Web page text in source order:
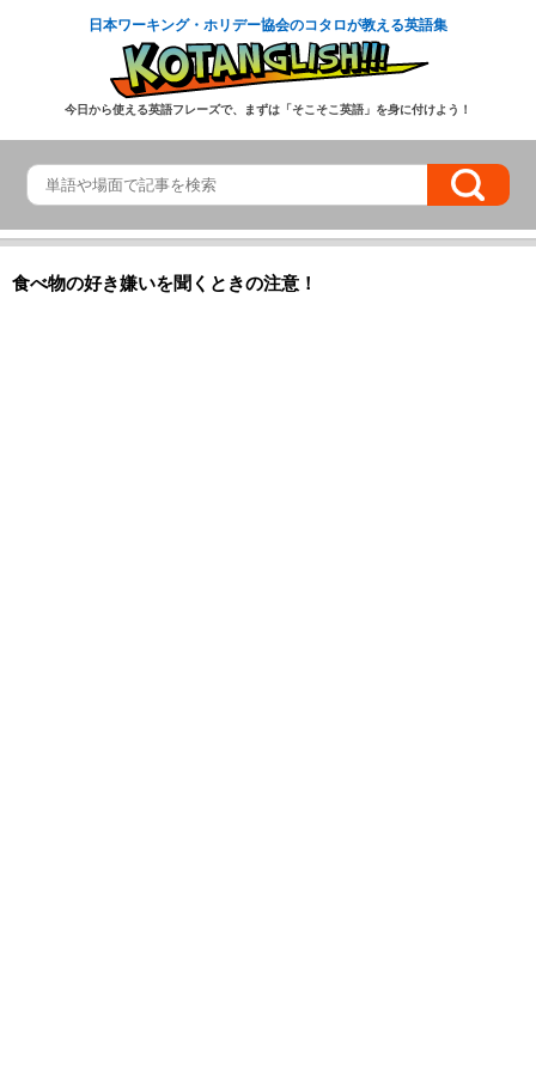
日本ワーキング・ホリデー協会のコタロが教える英語集
今日から使える英語フレーズで、まずは「そこそこ英語」を身に付けよう！
食べ物の好き嫌いを聞くときの注意！